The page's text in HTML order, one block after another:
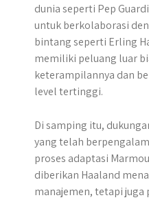
dunia seperti Pep
untuk berkolaborasi
bintang seperti Erling
memiliki peluang luar
keterampilannya dan
level tertinggi.
Di samping itu,
yang telah
proses adaptasi
diberikan Haaland
manajemen, tetapi